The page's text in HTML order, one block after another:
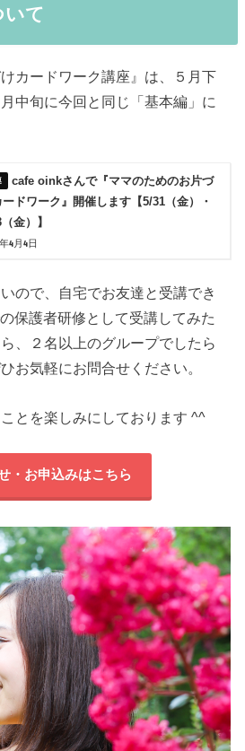
いて
カードワーク講座』は、５月下
中旬に今回と同じ「基本編」に
cafe oinkさんで『ママのためのお片づ
ードワーク』開催します【5/31（金）・
金）】
4月4日
ので、自宅でお友達と受講でき
保護者研修として受講してみた
、２名以上のグループでしたら
お気軽にお問合せください。
とを楽しみにしております ^^
・お申込みはこちら